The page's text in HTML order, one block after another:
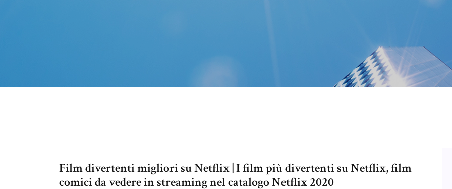
Film divertenti migliori su Netflix | I film più divertenti su Netflix, film
comici da vedere in streaming nel catalogo Netflix 2020